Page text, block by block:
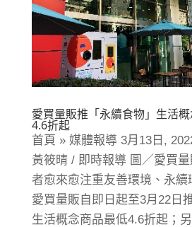
愛買量販推「永續食物」生活
4.6折起
首頁 » 媒體報導 3月13日,
黃筱晴 / 即時報導 圖／愛買
者愈來愈注重友善環境、永續
愛買量販自即日起至3月22日
生活概念商品最低4.6折起；